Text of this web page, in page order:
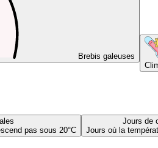
Brebis galeuses
pas sous 20°C
Jours de
Jours où la